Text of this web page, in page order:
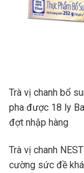
Trà vị chanh bổ
pha được 18 ly
đợt nhập hàng
Trà vị chanh
cường sức đề